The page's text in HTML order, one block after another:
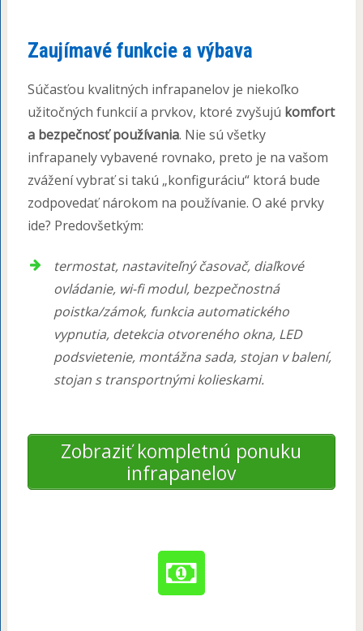
Zaujímavé funkcie a výbava
Súčasťou kvalitných infrapanelov je niekoľko
užitočných funkcií a prvkov, ktoré zvyšujú komfort
a bezpečnosť používania. Nie sú všetky
infrapanely vybavené rovnako, preto je na vašom
zvážení vybrať si takú „konfiguráciu“ ktorá bude
zodpovedať nárokom na používanie. O aké prvky
ide? Predovšetkým:
termostat, nastaviteľný časovač, diaľkové
ovládanie, wi-fi modul, bezpečnostná
poistka/zámok, funkcia automatického
vypnutia, detekcia otvoreného okna, LED
podsvietenie, montážna sada, stojan v balení,
stojan s transportnými kolieskami.
Zobraziť kompletnú ponuku
infrapanelov